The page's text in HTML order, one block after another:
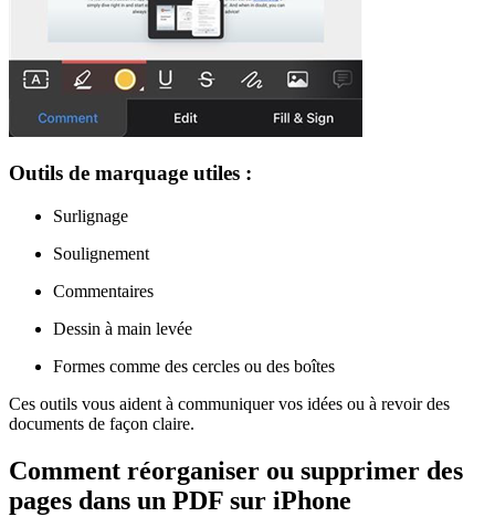
Outils de marquage utiles :
Surlignage
Soulignement
Commentaires
Dessin à main levée
Formes comme des cercles ou des boîtes
Ces outils vous aident à communiquer vos idées ou à revoir des
documents de façon claire.
Comment réorganiser ou supprimer des
pages dans un PDF sur iPhone